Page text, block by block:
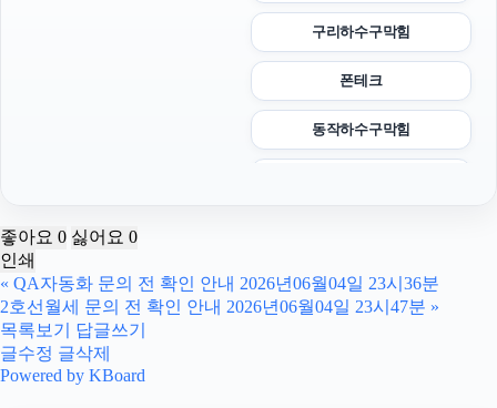
구리하수구막힘
폰테크
동작하수구막힘
하남하수구막힘
좋아요 0 싫어요 0
인쇄
« QA자동화 문의 전 확인 안내 2026년06월04일 23시36분
2호선월세 문의 전 확인 안내 2026년06월04일 23시47분 »
목록보기
답글쓰기
글수정 글삭제
Powered by KBoard